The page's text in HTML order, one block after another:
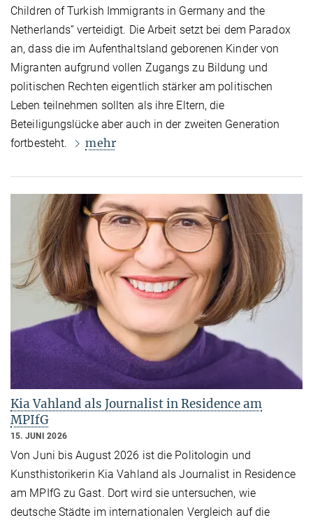
Children of Turkish Immigrants in Germany and the
Netherlands“ verteidigt. Die Arbeit setzt bei dem Paradox
an, dass die im Aufenthaltsland geborenen Kinder von
Migranten aufgrund vollen Zugangs zu Bildung und
politischen Rechten eigentlich stärker am politischen
Leben teilnehmen sollten als ihre Eltern, die
Beteiligungslücke aber auch in der zweiten Generation
fortbesteht.
mehr
Kia Vahland als Journalist in Residence am
MPIfG
15. JUNI 2026
Von Juni bis August 2026 ist die Politologin und
Kunsthistorikerin Kia Vahland als Journalist in Residence
am MPIfG zu Gast. Dort wird sie untersuchen, wie
deutsche Städte im internationalen Vergleich auf die